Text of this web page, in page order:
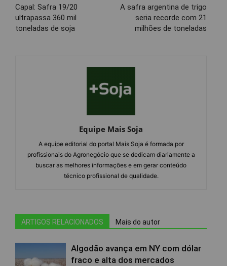
Capal: Safra 19/20
ultrapassa 360 mil
toneladas de soja
A safra argentina de trigo
seria recorde com 21
milhões de toneladas
Equipe Mais Soja
A equipe editorial do portal Mais Soja é formada por
profissionais do Agronegócio que se dedicam diariamente a
buscar as melhores informações e em gerar conteúdo
técnico profissional de qualidade.
ARTIGOS RELACIONADOS Mais do autor
Algodão avança em NY com dólar
fraco e alta dos mercados